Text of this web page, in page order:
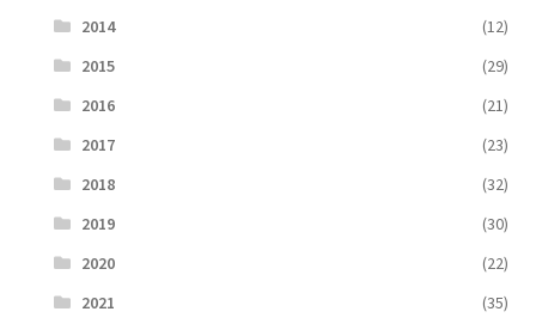
2014
(12)
2015
(29)
2016
(21)
2017
(23)
2018
(32)
2019
(30)
2020
(22)
2021
(35)